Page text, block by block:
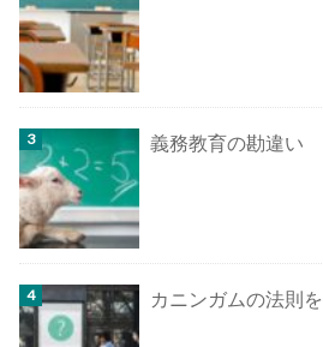
義務教育の勘違い
カニンガムの法則